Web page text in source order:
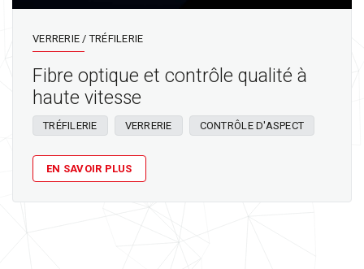
VERRERIE / TRÉFILERIE
Fibre optique et contrôle qualité à
haute vitesse
TRÉFILERIE VERRERIE CONTRÔLE D'ASPECT
EN SAVOIR PLUS